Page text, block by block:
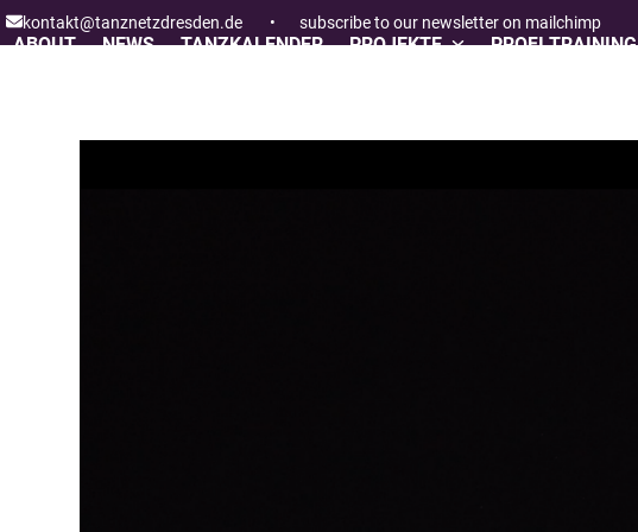
Skip
to
kontakt@tanznetzdresden.de • subscribe to our newsletter on mailchimp
ABOUT NEWS TANZKALENDER PROJEKTE PROFI TRAINING